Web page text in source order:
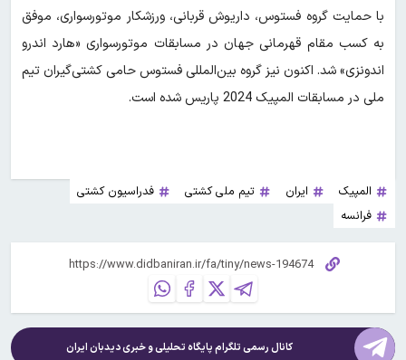
با حمایت گروه فستوس، داریوش قربانی، ورزشکار موتورسواری، موفق
به کسب مقام قهرمانی جهان در مسابقات موتورسواری «هارد اندرو
اندونزی» شد. اکنون نیز گروه بین‌المللی فستوس حامی کشتی‌گیران تیم
ملی در مسابقات المپیک 2024 پاریس شده است.
المپیک ایران تیم ملی کشتی
فدراسیون کشتی
فرانسه
کانال رسمی تلگرام پایگاه تحلیلی و خبریدیدبان ایران